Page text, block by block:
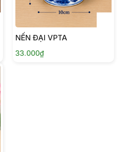
NẾN ĐẠI VPTA
33.000₫